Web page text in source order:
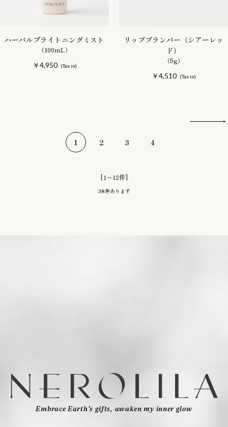
ハーバルブライトニングミスト
（100mL）
￥4,950
リッププランパー（シアーレッ
ド）
（5g）
￥4,510
[1～12件]
38件あります
1 2 3 4
Embrace Earth’s gifts, awaken my inner glow